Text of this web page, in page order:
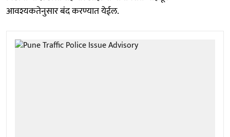
आवश्यकतेनुसार बंद करण्यात येईल.